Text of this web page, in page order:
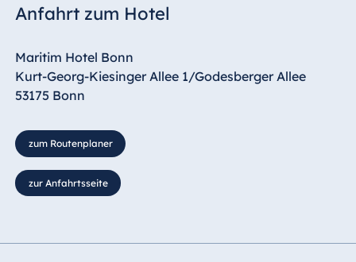
Anfahrt zum Hotel
Maritim Hotel Bonn
Kurt-Georg-Kiesinger Allee 1/Godesberger Allee
53175 Bonn
zum Routenplaner
zur Anfahrtsseite